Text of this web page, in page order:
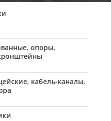
опоры,
кабель-каналы,